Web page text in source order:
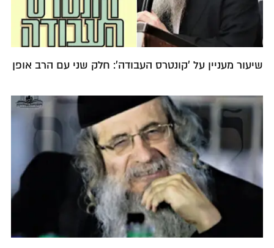
שיעור מעניין על 'קונטרס העבודה': חלק שני עם הרב אופן